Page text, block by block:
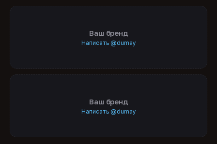
Ваш бренд
Написать @dumay
Ваш бренд
Написать @dumay